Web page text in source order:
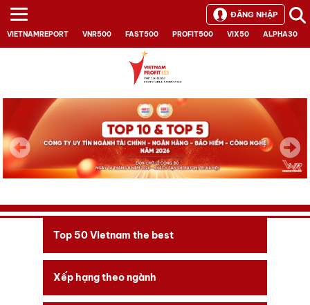
VIETNAMREPORT VNR500 FAST500 PROFIT500 VIX50 ALPHA30
ĐĂNG NHẬP
Next
Top 50 Vietnam the best
Xếp hạng theo ngành